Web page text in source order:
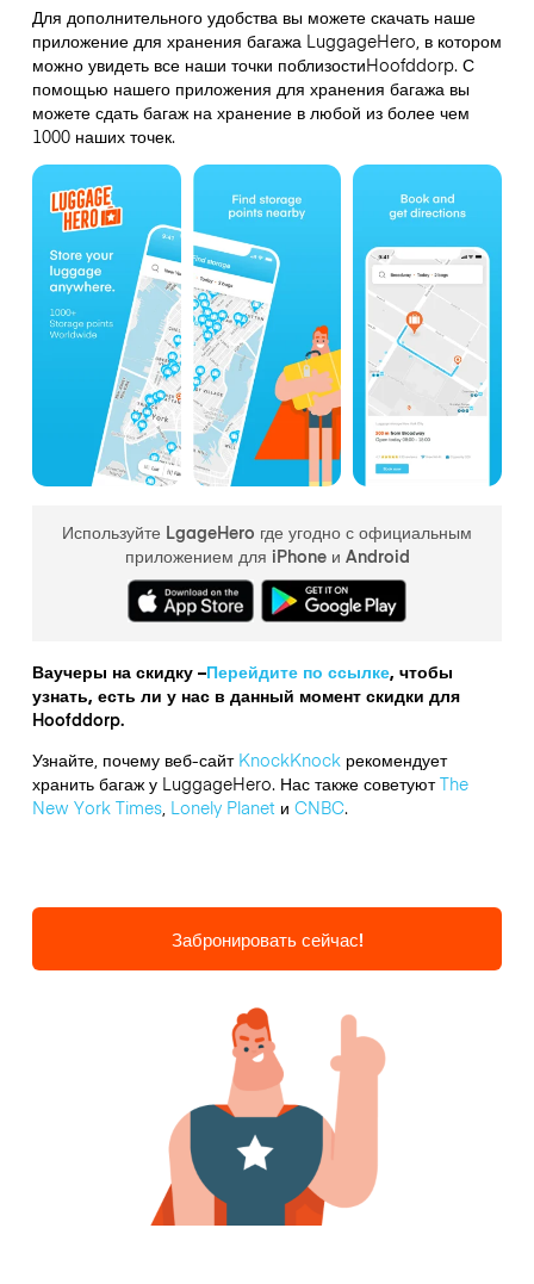
Для дополнительного удобства вы можете скачать наше
приложение для хранения багажа LuggageHero, в котором
можно увидеть все наши точки поблизостиHoofddorp. С
помощью нашего приложения для хранения багажа вы
можете сдать багаж на хранение в любой из более чем
1000 наших точек.
Используйте LgageHero где угодно с официальным
приложением для iPhone и Android
Ваучеры на скидку –Перейдите по ссылке, чтобы
узнать, есть ли у нас в данный момент скидки для
Hoofddorp.
Узнайте, почему веб-сайт KnockKnockрекомендует
хранить багаж у LuggageHero. Нас также советуютThe
New York Times, Lonely Planetи CNBC.
Забронировать сейчас!